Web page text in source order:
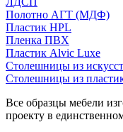
Полотно АГТ (МДФ)
Пластик HPL
Пленка ПВХ
Пластик Alvic Luxe
Столешницы из
Столешницы из
Все образцы мебели
проекту в